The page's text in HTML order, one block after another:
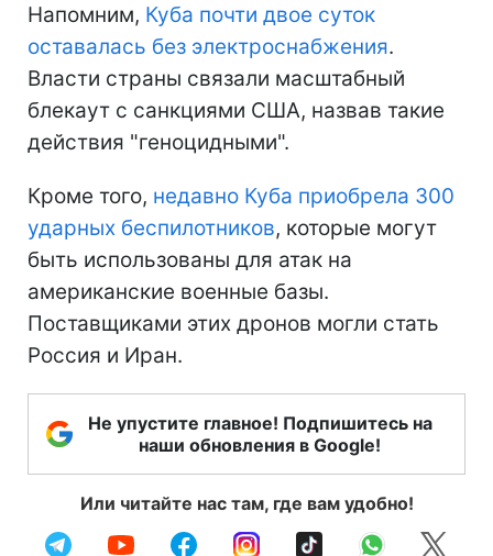
Напомним, Куба почти двое суток
оставалась без электроснабжения.
Власти страны связали масштабный
блекаут с санкциями США, назвав такие
действия "геноцидными".
Кроме того, недавно Куба приобрела 300
ударных беспилотников, которые могут
быть использованы для атак на
американские военные базы.
Поставщиками этих дронов могли стать
Россия и Иран.
Не упустите главное! Подпишитесь на
наши обновления в Google!
Или читайте нас там, где вам удобно!